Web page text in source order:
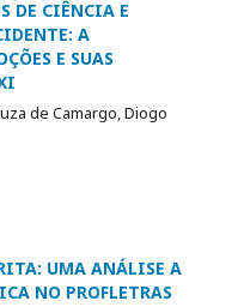
DE CIÊNCIA E
A
E SUAS
de Camargo, Diogo
UMA ANÁLISE A
NO PROFLETRAS